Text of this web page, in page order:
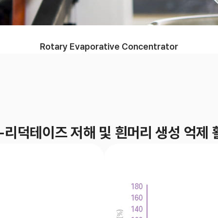
Rotary Evaporative Concentrator
덕테이즈 저해 및 흰머리 생성 억제